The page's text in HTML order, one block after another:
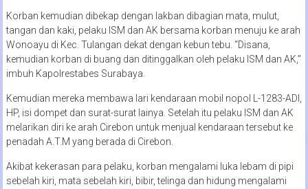
Korban kemudian dibekap dengan lakban dibagian mata, mulut,
tangan dan kaki, pelaku ISM dan AK bersama korban menuju ke arah
Wonoayu di Kec. Tulangan dekat dengan kebun tebu. “Disana,
kemudian korban di buang dan ditinggalkan oleh pelaku ISM dan AK,”
imbuh Kapolrestabes Surabaya.
Kemudian mereka membawa lari kendaraan mobil nopol L-1283-ADI,
HP, isi dompet dan surat-surat lainya. Setelah itu pelaku ISM dan AK
melarikan diri ke arah Cirebon untuk menjual kendaraan tersebut ke
penadah A.T.M yang berada di Cirebon.
Akibat kekerasan para pelaku, korban mengalami luka lebam di pipi
sebelah kiri, mata sebelah kiri, bibir, telinga dan hidung mengalami